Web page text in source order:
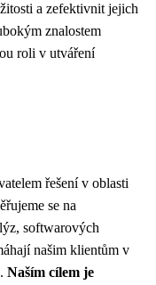
a zefektivnit jejich
znalostem
roli v utváření
řešení v oblasti
se na
softwarových
našim klientům v
Naším cílem je